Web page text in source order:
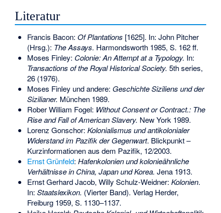
Literatur
Francis Bacon: Of Plantations [1625]. In: John Pitcher
(Hrsg.): The Assays. Harmondsworth 1985, S. 162 ff.
Moses Finley: Colonie: An Attempt at a Typology. In:
Transactions of the Royal Historical Society. 5th series,
26 (1976).
Moses Finley und andere: Geschichte Siziliens und der
Sizilianer. München 1989.
Rober William Fogel: Without Consent or Contract.: The
Rise and Fall of American Slavery. New York 1989.
Lorenz Gonschor: Kolonialismus und antikolonialer
Widerstand im Pazifik der Gegenwart. Blickpunkt –
Kurzinformationen aus dem Pazifik, 12/2003.
Ernst Grünfeld: Hafenkolonien und kolonieähnliche
Verhältnisse in China, Japan und Korea. Jena 1913.
Ernst Gerhard Jacob, Willy Schulz-Weidner: Kolonien.
In: Staatslexikon. (Vierter Band). Verlag Herder,
Freiburg 1959, S. 1130–1137.